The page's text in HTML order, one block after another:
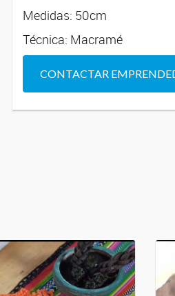
Medidas: 50cm
Técnica: Macramé
CONTACTAR